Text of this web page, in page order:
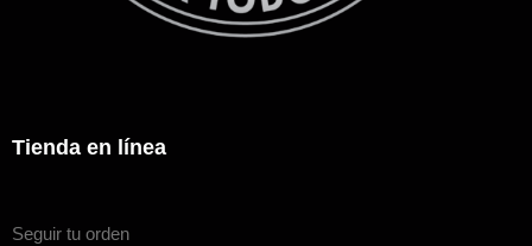
Tienda en línea
Seguir tu orden